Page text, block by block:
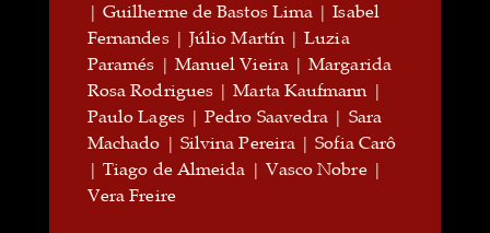
| Guilherme de Bastos Lima | Isabel
Fernandes | Júlio Martín | Luzia
Paramés | Manuel Vieira | Margarida
Rosa Rodrigues | Marta Kaufmann |
Paulo Lages | Pedro Saavedra | Sara
Machado | Silvina Pereira | Sofia Carô
| Tiago de Almeida | Vasco Nobre |
Vera Freire